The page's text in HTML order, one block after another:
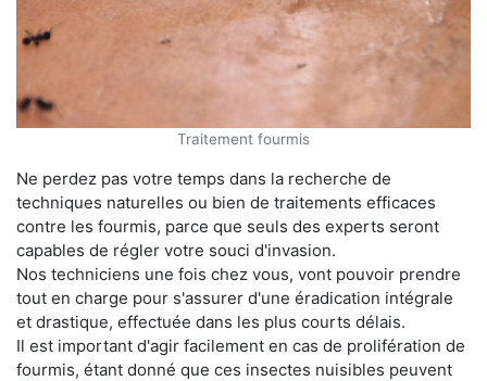
Traitement fourmis
Ne perdez pas votre temps dans la recherche de
techniques naturelles ou bien de traitements efficaces
contre les fourmis, parce que seuls des experts seront
capables de régler votre souci d'invasion.
Nos techniciens une fois chez vous, vont pouvoir prendre
tout en charge pour s'assurer d'une éradication intégrale
et drastique, effectuée dans les plus courts délais.
Il est important d'agir facilement en cas de prolifération de
fourmis, étant donné que ces insectes nuisibles peuvent